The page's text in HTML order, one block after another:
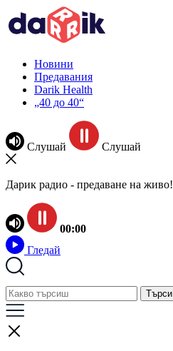
Новини
Предавания
Darik Health
„40 до 40“
Слушай Слушай
Дарик радио - предаване на живо!
00:00
Гледай